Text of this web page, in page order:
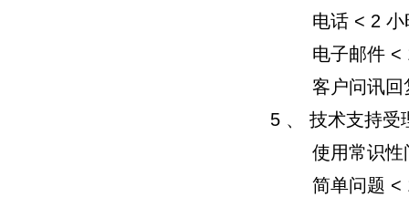
电话 < 2 小
电子邮件 <
客户问讯回
5 、 技术支持受
使用常识性
简单问题 <